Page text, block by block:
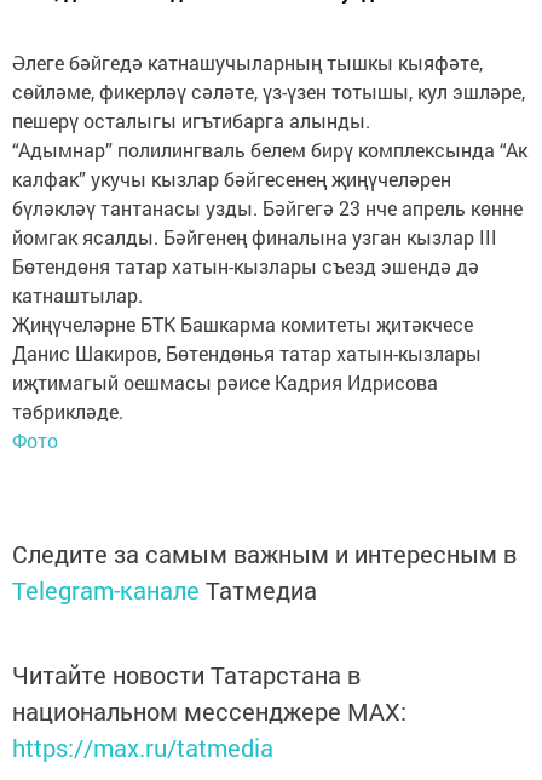
Әлеге бәйгедә катнашучыларның тышкы кыяфәте,
сөйләме, фикерләү сәләте, үз-үзен тотышы, кул эшләре,
пешерү осталыгы игътибарга алынды.
“Адымнар” полилингваль белем бирү комплексында “Ак
калфак” укучы кызлар бәйгесенең җиңүчеләрен
бүләкләү тантанасы узды. Бәйгегә 23 нче апрель көнне
йомгак ясалды. Бәйгенең финалына узган кызлар III
Бөтендөня татар хатын-кызлары съезд эшендә дә
катнаштылар.
Җиңүчеләрне БТК Башкарма комитеты җитәкчесе
Данис Шакиров, Бөтендөнья татар хатын-кызлары
иҗтимагый оешмасы рәисе Кадрия Идрисова
тәбрикләде.
Фото
Следите за самым важным и интересным в
Telegram-канале Татмедиа
Читайте новости Татарстана в
национальном мессенджере MАХ:
https://max.ru/tatmedia